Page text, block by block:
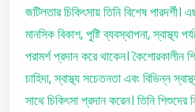
জটিলতার চিকিৎসায় তিনি বিশেষ পারদর্শী।
মানসিক বিকাশ, পুষ্টি ব্যবস্থাপনা, স্বাস্থ্য
পরামর্শ প্রদান করে থাকেন। কৈশোরকালীন
চাহিদা, স্বাস্থ্য সচেতনতা এবং বিভিন্ন
সাথে চিকিৎসা প্রদান করেন। তিনি শিশুদের